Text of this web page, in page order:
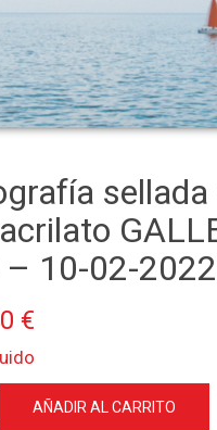
sellada
– 10-02-2022
€
AÑADIR AL CARRITO